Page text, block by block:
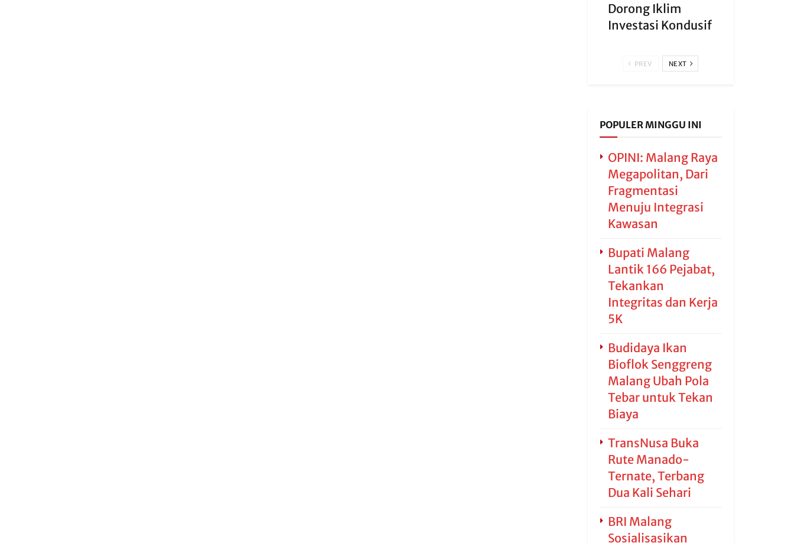
Dorong Iklim
Investasi Kondusif
PREV NEXT
POPULER MINGGU INI
OPINI: Malang Raya
Megapolitan, Dari
Fragmentasi
Menuju Integrasi
Kawasan
Bupati Malang
Lantik 166 Pejabat,
Tekankan
Integritas dan Kerja
5K
Budidaya Ikan
Bioflok Senggreng
Malang Ubah Pola
Tebar untuk Tekan
Biaya
TransNusa Buka
Rute Manado-
Ternate, Terbang
Dua Kali Sehari
BRI Malang
Sosialisasikan